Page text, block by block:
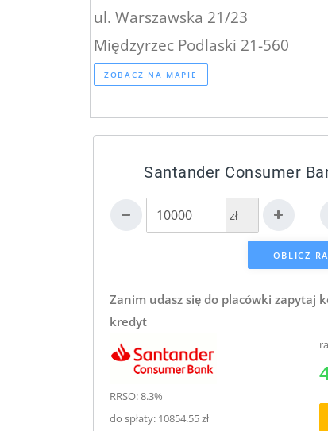
ul. Warszawska 21/23
Międzyrzec Podlaski 21-560
ZOBACZ NA MAPIE
Santander Consumer
zł
Zanim udasz się do placówki zapytaj
kredyt
RRSO: 8.3%
do spłaty: 10854.55 zł